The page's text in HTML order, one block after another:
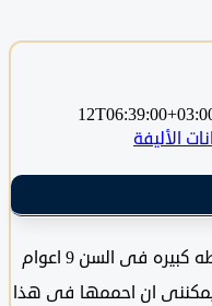
اريد حل فعال لبراغيث القطط عندى قطه كبيره فى السن 9 اعوام
ان احممها فى هذا